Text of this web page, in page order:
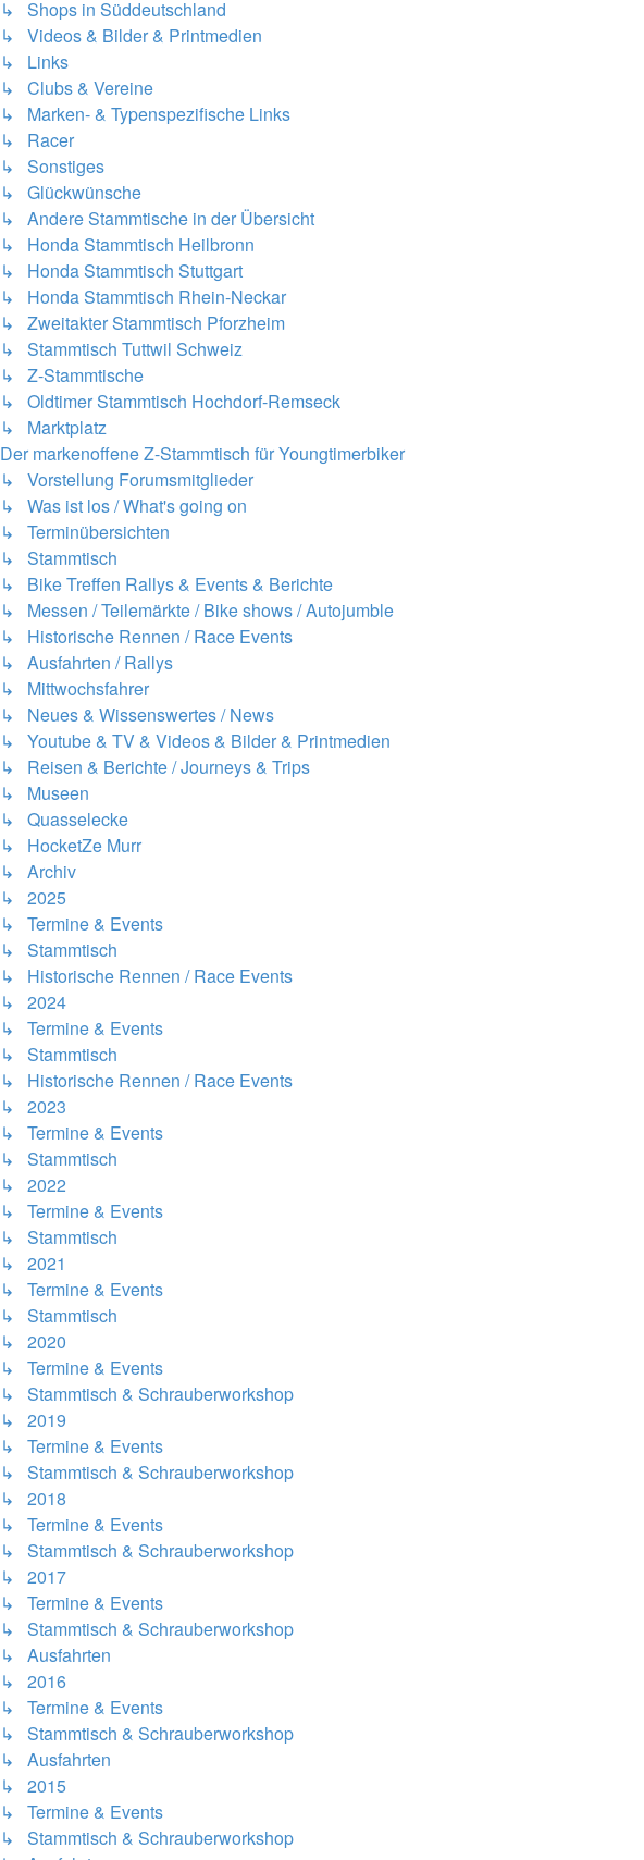
↳ Shops in Süddeutschland
↳ Videos & Bilder & Printmedien
↳ Links
↳ Clubs & Vereine
↳ Marken- & Typenspezifische Links
↳ Racer
↳ Sonstiges
↳ Glückwünsche
↳ Andere Stammtische in der Übersicht
↳ Honda Stammtisch Heilbronn
↳ Honda Stammtisch Stuttgart
↳ Honda Stammtisch Rhein-Neckar
↳ Zweitakter Stammtisch Pforzheim
↳ Stammtisch Tuttwil Schweiz
↳ Z-Stammtische
↳ Oldtimer Stammtisch Hochdorf-Remseck
↳ Marktplatz
Der markenoffene Z-Stammtisch für Youngtimerbiker
↳ Vorstellung Forumsmitglieder
↳ Was ist los / What's going on
↳ Terminübersichten
↳ Stammtisch
↳ Bike Treffen Rallys & Events & Berichte
↳ Messen / Teilemärkte / Bike shows / Autojumble
↳ Historische Rennen / Race Events
↳ Ausfahrten / Rallys
↳ Mittwochsfahrer
↳ Neues & Wissenswertes / News
↳ Youtube & TV & Videos & Bilder & Printmedien
↳ Reisen & Berichte / Journeys & Trips
↳ Museen
↳ Quasselecke
↳ HocketZe Murr
↳ Archiv
↳ 2025
↳ Termine & Events
↳ Stammtisch
↳ Historische Rennen / Race Events
↳ 2024
↳ Termine & Events
↳ Stammtisch
↳ Historische Rennen / Race Events
↳ 2023
↳ Termine & Events
↳ Stammtisch
↳ 2022
↳ Termine & Events
↳ Stammtisch
↳ 2021
↳ Termine & Events
↳ Stammtisch
↳ 2020
↳ Termine & Events
↳ Stammtisch & Schrauberworkshop
↳ 2019
↳ Termine & Events
↳ Stammtisch & Schrauberworkshop
↳ 2018
↳ Termine & Events
↳ Stammtisch & Schrauberworkshop
↳ 2017
↳ Termine & Events
↳ Stammtisch & Schrauberworkshop
↳ Ausfahrten
↳ 2016
↳ Termine & Events
↳ Stammtisch & Schrauberworkshop
↳ Ausfahrten
↳ 2015
↳ Termine & Events
↳ Stammtisch & Schrauberworkshop